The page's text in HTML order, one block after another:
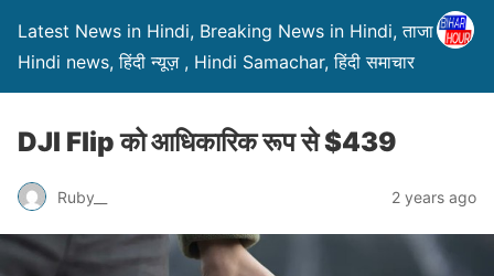
Latest News in Hindi, Breaking News in Hindi, ताजा ख़बरें,
Hindi news, हिंदी न्यूज़ , Hindi Samachar, हिंदी समाचार
DJI Flip को आधिकारिक रूप से $439
Ruby__ 2 years ago